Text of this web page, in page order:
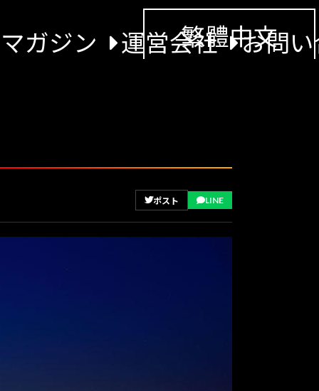
ガジン 運営会社 お問
繁體中文
ポスト LINE